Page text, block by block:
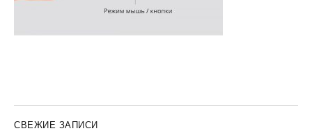
СВЕЖИЕ ЗАПИСИ